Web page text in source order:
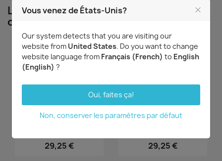
Les clients qui ont acheté ce produit
ont également acheté...
29,25 € 29,25 €
Vous venez de États-Unis?
Our system detects that you are visiting our
website from United States. Do you want to change
website language from Français (French) to English
(English) ?
Oui, faites ça!
Non, conserver les paramètres par défaut